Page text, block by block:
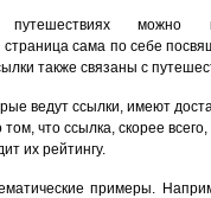
можно
сама по себе
также связаны с
ведут ссылки, имеют
что ссылка, скорее
их рейтингу.
примеры.